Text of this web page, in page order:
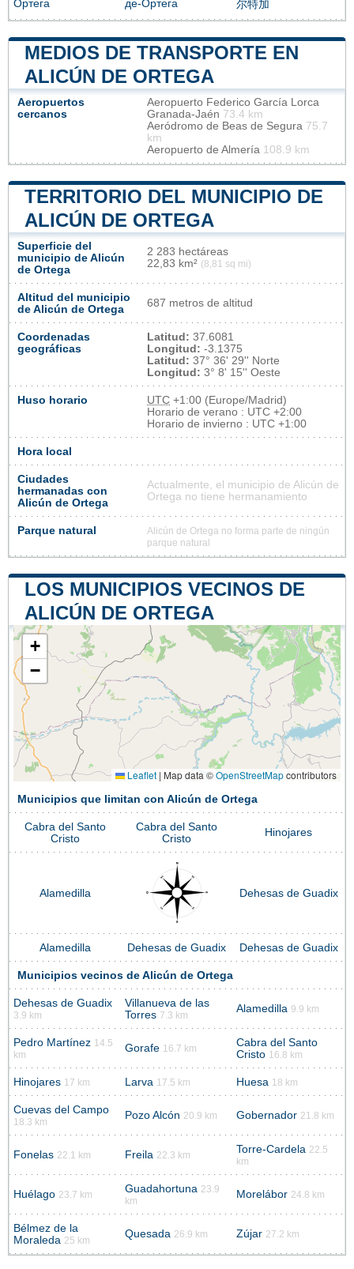
Ортега де-Ортега 尔特加
MEDIOS DE TRANSPORTE EN
ALICÚN DE ORTEGA
Aeropuertos
cercanos
Aeropuerto Federico García Lorca
Granada-Jaén 73.4 km
Aeródromo de Beas de Segura 75.7
km
Aeropuerto de Almería 108.9 km
TERRITORIO DEL MUNICIPIO DE
ALICÚN DE ORTEGA
Superficie del
municipio de Alicún
de Ortega
2 283 hectáreas
22,83 km² (8,81 sq mi)
Altitud del municipio
de Alicún de Ortega
687 metros de altitud
Coordenadas
geográficas
Latitud: 37.6081
Longitud: -3.1375
Latitud: 37° 36' 29'' Norte
Longitud: 3° 8' 15'' Oeste
Huso horario UTC +1:00 (Europe/Madrid)
Horario de verano : UTC +2:00
Horario de invierno : UTC +1:00
Hora local
Ciudades
hermanadas con
Alicún de Ortega
Actualmente, el municipio de Alicún de
Ortega no tiene hermanamiento
Parque natural
Alicún de Ortega no forma parte de ningún
parque natural
LOS MUNICIPIOS VECINOS DE
ALICÚN DE ORTEGA
+
−
Leaflet | Map data ©OpenStreetMapcontributors
Municipios que limitan con Alicún de Ortega
Cabra del Santo
Cristo
Cabra del Santo
Cristo
Hinojares
Alamedilla Dehesas de Guadix
Alamedilla Dehesas de Guadix Dehesas de Guadix
Municipios vecinos de Alicún de Ortega
Dehesas de Guadix
3.9 km
Villanueva de las
Torres 7.3 km
Alamedilla 9.9 km
Pedro Martínez 14.5
km
Gorafe 16.7 km
Cabra del Santo
Cristo 16.8 km
Hinojares 17 km Larva 17.5 km Huesa 18 km
Cuevas del Campo
18.3 km
Pozo Alcón 20.9 km Gobernador 21.8 km
Fonelas 22.1 km Freila 22.3 km Torre-Cardela 22.5
km
Huélago 23.7 km Guadahortuna 23.9
km
Morelábor 24.8 km
Bélmez de la
Moraleda 25 km
Quesada 26.9 km Zújar 27.2 km